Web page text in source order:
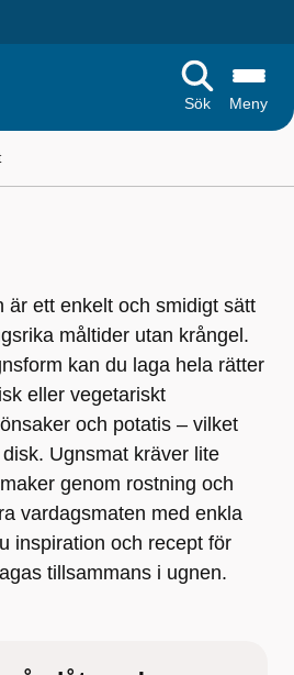
Sök
Meny
är ett enkelt och smidigt sätt
måltider utan krångel.
kan du laga hela rätter
eller vegetariskt
och potatis – vilket
Ugnsmat kräver lite
genom rostning och
vardagsmaten med enkla
inspiration och recept för
tillsammans i ugnen.